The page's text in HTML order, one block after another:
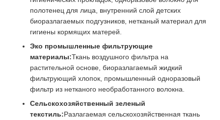
полотенец для лица, внутренний слой детских
биоразлагаемых подгузников, нетканый материал для
гигиены кормящих матерей.
Эко промышленные фильтрующие
материалы:Ткань воздушного фильтра на
растительной основе, биоразлагаемый жидкий
фильтрующий хлопок, промышленный одноразовый
фильтр из нетканого необработанного волокна.
Сельскохозяйственный зеленый
текстиль:Разлагаемая сельскохозяйственная ткань